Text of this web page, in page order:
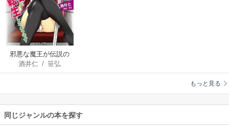
邪悪な魔王が伝説の
女勇者に転生したよ
うです
酒井仁 /笹弘
もっと見る
同じジャンルの本を探す